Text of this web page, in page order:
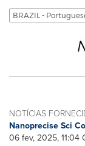
BRAZIL -
NOTÍCIAS
Nanoprecise Sci
06 fev, 2025, 11:04